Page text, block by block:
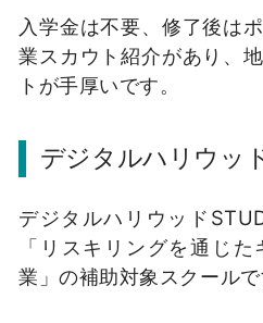
入学金は不要、修了後は
業スカウト紹介があり、
トが手厚いです。
デジタルハリウッ
デジタルハリウッド
「リスキリングを通じ
業」の補助対象スクールで